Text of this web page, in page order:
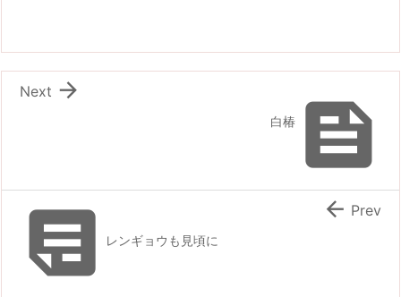

白椿

Next
 レンギョウも見頃に
 Prev